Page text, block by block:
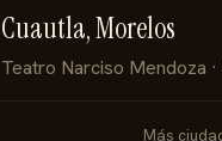
Cuautla, Morelos
Teatro Narciso Mendoza
Más